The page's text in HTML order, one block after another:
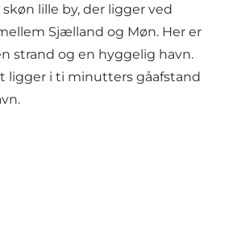
lille by, der ligger ved
Sjælland og Møn. Her er
strand og en hyggelig havn.
ligger i ti minutters gåafstand